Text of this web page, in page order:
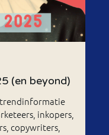
(en beyond)
inkopers,
copywriters,